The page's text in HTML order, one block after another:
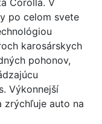
Corolla. V
po celom svete
karosárskych
pohonov,
Výkonnejší
zrýchľuje auto na